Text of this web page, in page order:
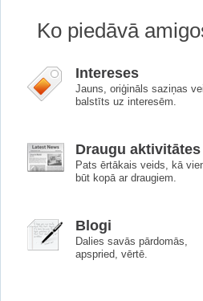
Ko piedāvā
Intereses
Jauns, oriģināls saziņas
balstīts uz interesēm.
Draugu aktivitātes
Pats ērtākais veids, kā
būt kopā ar draugiem.
Blogi
Dalies savās pārdomās,
apspried, vērtē.